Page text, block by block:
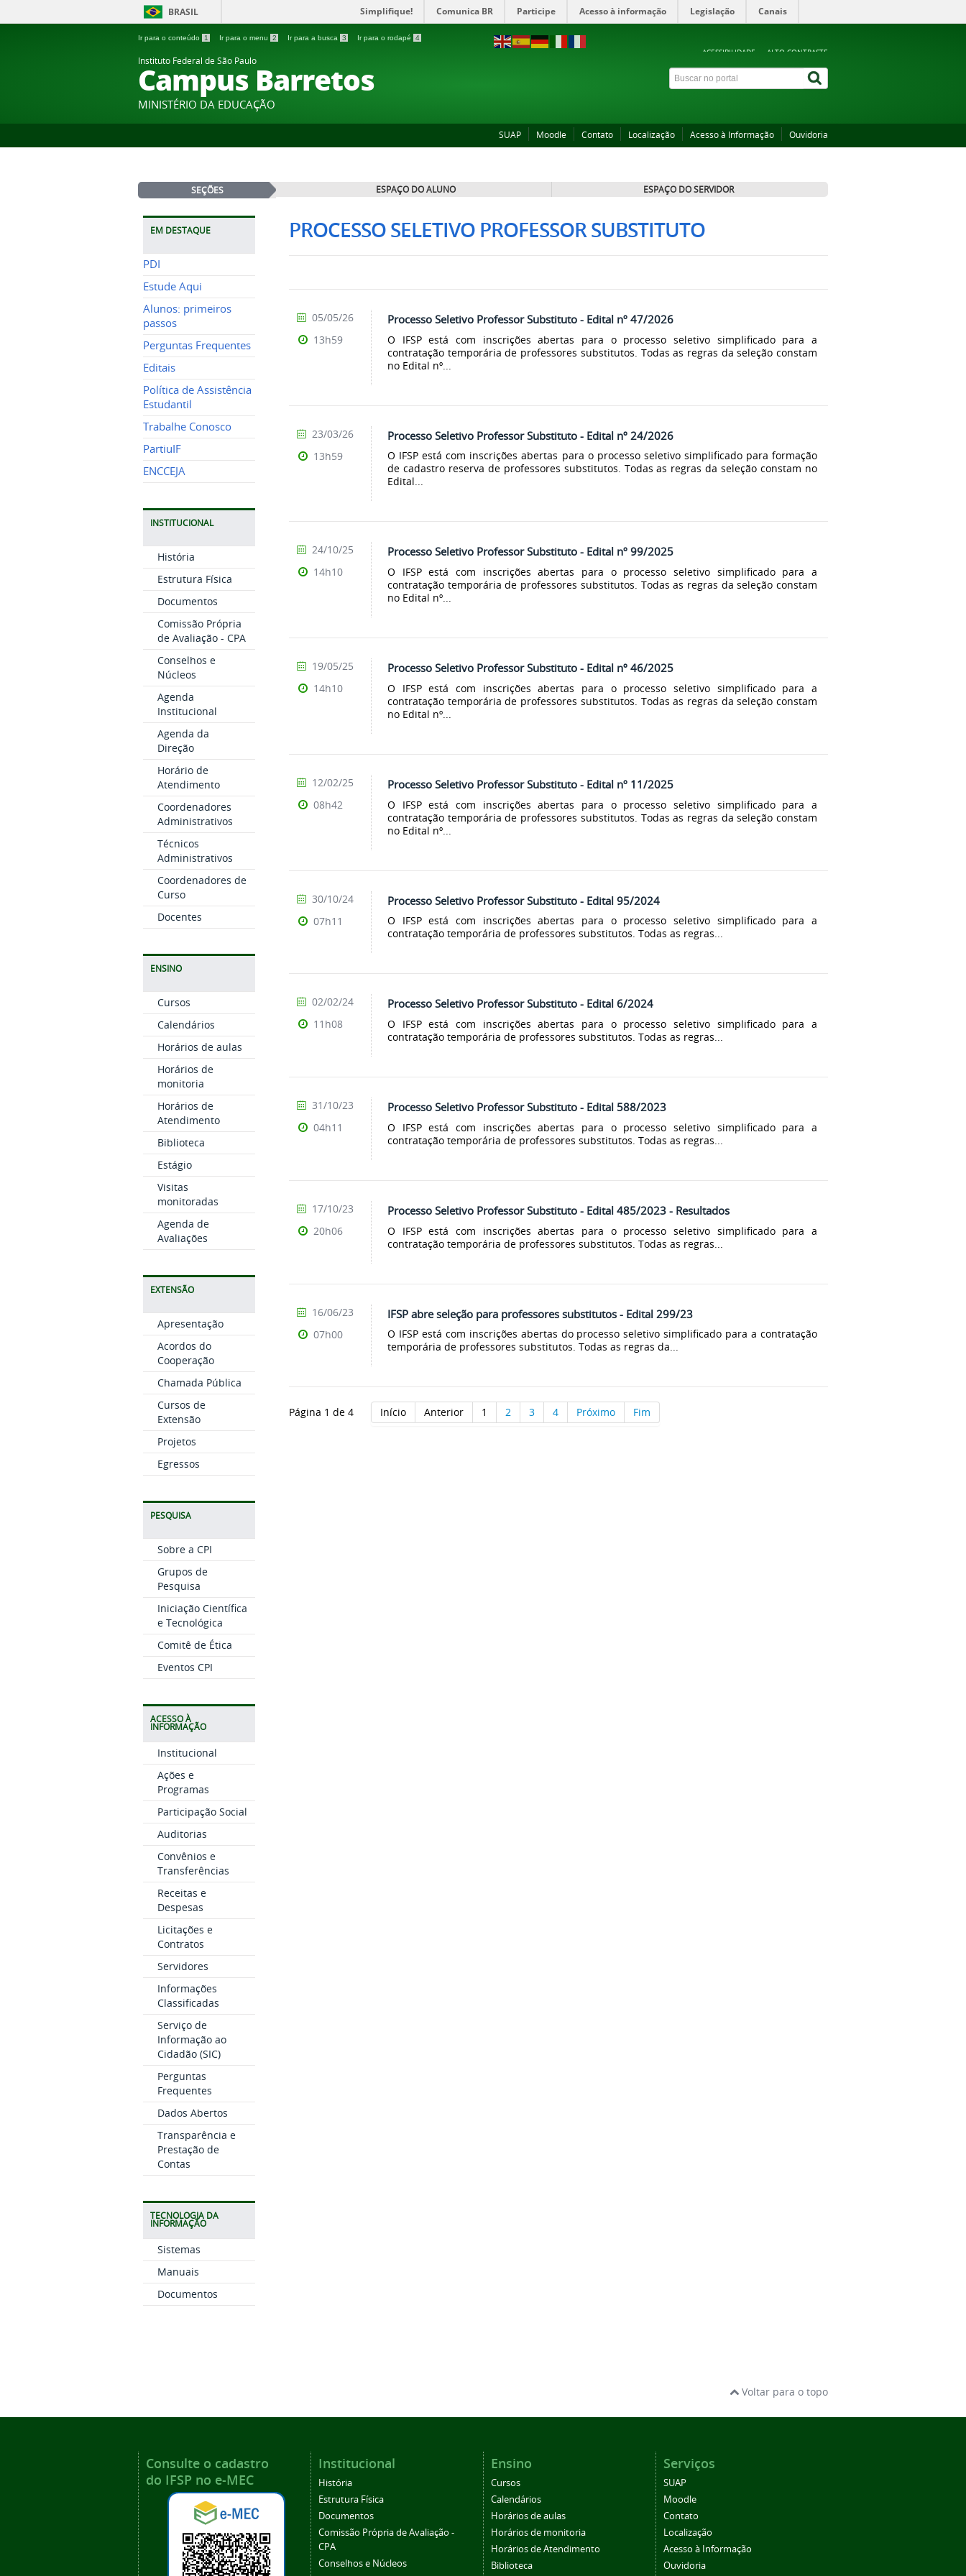
BRASIL Simplifique! Comunica BR Participe Acesso à informação Legislação Canais
Ir para o conteúdo 1 Ir para o menu 2 Ir para a busca 3 Ir para o rodapé 4
ACESSIBILIDADE ALTO CONTRASTE
Instituto Federal de São Paulo
Campus Barretos
MINISTÉRIO DA EDUCAÇÃO
SUAP Moodle Contato Localização Acesso à Informação Ouvidoria
SEÇÕES ESPAÇO DO ALUNO ESPAÇO DO SERVIDOR
EM DESTAQUE
PDI
Estude Aqui
Alunos: primeiros
passos
Perguntas Frequentes
Editais
Política de Assistência
Estudantil
Trabalhe Conosco
PartiuIF
ENCCEJA
INSTITUCIONAL
História
Estrutura Física
Documentos
Comissão Própria
de Avaliação - CPA
Conselhos e
Núcleos
Agenda
Institucional
Agenda da
Direção
Horário de
Atendimento
Coordenadores
Administrativos
Técnicos
Administrativos
Coordenadores de
Curso
Docentes
ENSINO
Cursos
Calendários
Horários de aulas
Horários de
monitoria
Horários de
Atendimento
Biblioteca
Estágio
Visitas
monitoradas
Agenda de
Avaliações
EXTENSÃO
Apresentação
Acordos do
Cooperação
Chamada Pública
Cursos de
Extensão
Projetos
Egressos
PESQUISA
Sobre a CPI
Grupos de
Pesquisa
Iniciação Científica
e Tecnológica
Comitê de Ética
Eventos CPI
ACESSO À
INFORMAÇÃO
Institucional
Ações e
Programas
Participação Social
Auditorias
Convênios e
Transferências
Receitas e
Despesas
Licitações e
Contratos
Servidores
Informações
Classificadas
Serviço de
Informação ao
Cidadão (SIC)
Perguntas
Frequentes
Dados Abertos
Transparência e
Prestação de
Contas
TECNOLOGIA DA
INFORMAÇÃO
Sistemas
Manuais
Documentos
PROCESSO SELETIVO PROFESSOR SUBSTITUTO
Processo Seletivo Professor Substituto - Edital nº 47/2026
O IFSP está com inscrições abertas para o processo seletivo simplificado para a
contratação temporária de professores substitutos. Todas as regras da seleção constam
no Edital nº...
05/05/26
13h59
Processo Seletivo Professor Substituto - Edital nº 24/2026
O IFSP está com inscrições abertas para o processo seletivo simplificado para formação
de cadastro reserva de professores substitutos. Todas as regras da seleção constam no
Edital...
23/03/26
13h59
Processo Seletivo Professor Substituto - Edital nº 99/2025
O IFSP está com inscrições abertas para o processo seletivo simplificado para a
contratação temporária de professores substitutos. Todas as regras da seleção constam
no Edital nº...
24/10/25
14h10
Processo Seletivo Professor Substituto - Edital nº 46/2025
O IFSP está com inscrições abertas para o processo seletivo simplificado para a
contratação temporária de professores substitutos. Todas as regras da seleção constam
no Edital nº...
19/05/25
14h10
Processo Seletivo Professor Substituto - Edital nº 11/2025
O IFSP está com inscrições abertas para o processo seletivo simplificado para a
contratação temporária de professores substitutos. Todas as regras da seleção constam
no Edital nº...
12/02/25
08h42
Processo Seletivo Professor Substituto - Edital 95/2024
O IFSP está com inscrições abertas para o processo seletivo simplificado para a
contratação temporária de professores substitutos. Todas as regras...
30/10/24
07h11
Processo Seletivo Professor Substituto - Edital 6/2024
O IFSP está com inscrições abertas para o processo seletivo simplificado para a
contratação temporária de professores substitutos. Todas as regras...
02/02/24
11h08
Processo Seletivo Professor Substituto - Edital 588/2023
O IFSP está com inscrições abertas para o processo seletivo simplificado para a
contratação temporária de professores substitutos. Todas as regras...
31/10/23
04h11
Processo Seletivo Professor Substituto - Edital 485/2023 - Resultados
O IFSP está com inscrições abertas para o processo seletivo simplificado para a
contratação temporária de professores substitutos. Todas as regras...
17/10/23
20h06
IFSP abre seleção para professores substitutos - Edital 299/23
O IFSP está com inscrições abertas do processo seletivo simplificado para a contratação
temporária de professores substitutos. Todas as regras da...
16/06/23
07h00
Página 1 de 4 Início Anterior 1 2 3 4 Próximo Fim
Voltar para o topo
Consulte o cadastro
do IFSP no e-MEC
Institucional
História
Estrutura Física
Documentos
Comissão Própria de Avaliação -
CPA
Conselhos e Núcleos
Ensino
Cursos
Calendários
Horários de aulas
Horários de monitoria
Horários de Atendimento
Biblioteca
Serviços
SUAP
Moodle
Contato
Localização
Acesso à Informação
Ouvidoria